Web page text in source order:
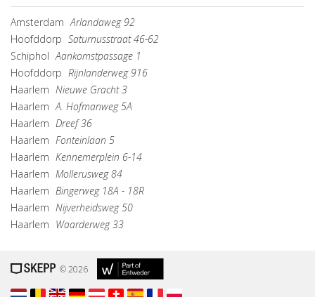
Amsterdam Arlandaweg 92
Hoofddorp Saturnusstraat 46-62
Schiphol Aankomstpassage 1
Hoofddorp Rijnlanderweg 916
Haarlem Nieuwe Gracht 3
Haarlem A. Hofmanweg 5A
Haarlem Dreef 36
Haarlem Fonteinlaan 5
Haarlem Kennemerplein 6-14
Haarlem Mollerusweg 84
Haarlem Bingerweg 18A - 18R
Haarlem Nijverheidsweg 50
Haarlem Waarderweg 33
© 2026